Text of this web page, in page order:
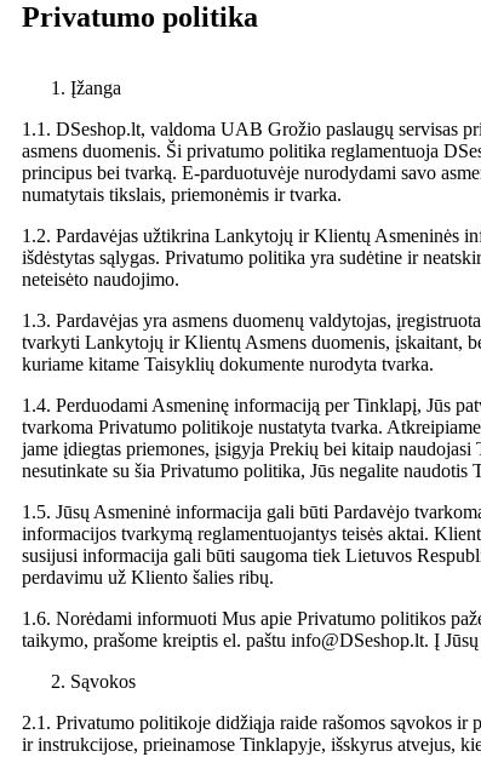
Privatumo politika
Įžanga
1.1. DSeshop.lt, valdoma UAB Grožio paslaugų servisas
asmens duomenis. Ši privatumo politika reglamentuoja
principus bei tvarką. E-parduotuvėje nurodydami savo
numatytais tikslais, priemonėmis ir tvarka.
1.2. Pardavėjas užtikrina Lankytojų ir Klientų Asmeninės
išdėstytas sąlygas. Privatumo politika yra sudėtine ir
neteisėto naudojimo.
1.3. Pardavėjas yra asmens duomenų valdytojas,
tvarkyti Lankytojų ir Klientų Asmens duomenis, įskaitant,
kuriame kitame Taisyklių dokumente nurodyta tvarka.
1.4. Perduodami Asmeninę informaciją per Tinklapį, Jūs
tvarkoma Privatumo politikoje nustatyta tvarka.
jame įdiegtas priemones, įsigyja Prekių bei kitaip
nesutinkate su šia Privatumo politika, Jūs negalite
1.5. Jūsų Asmeninė informacija gali būti Pardavėjo
informacijos tvarkymą reglamentuojantys teisės aktai.
susijusi informacija gali būti saugoma tiek Lietuvos
perdavimu už Kliento šalies ribų.
1.6. Norėdami informuoti Mus apie Privatumo politikos
taikymo, prašome kreiptis el. paštu info@DSeshop.lt. Į
Sąvokos
2.1. Privatumo politikoje didžiąja raide rašomos sąvokos
ir instrukcijose, prieinamose Tinklapyje, išskyrus atvejus,